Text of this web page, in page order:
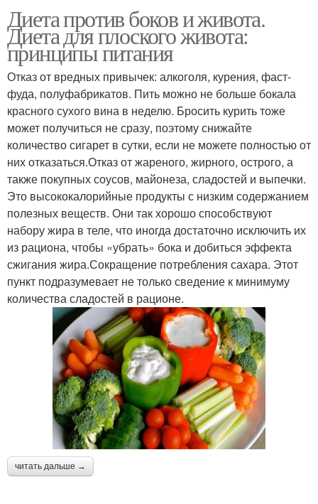
Диета против боков и живота.
Диета для плоского живота:
принципы питания
Отказ от вредных привычек: алкоголя, курения, фаст-
фуда, полуфабрикатов. Пить можно не больше бокала
красного сухого вина в неделю. Бросить курить тоже
может получиться не сразу, поэтому снижайте
количество сигарет в сутки, если не можете полностью от
них отказаться.Отказ от жареного, жирного, острого, а
также покупных соусов, майонеза, сладостей и выпечки.
Это высококалорийные продукты с низким содержанием
полезных веществ. Они так хорошо способствуют
набору жира в теле, что иногда достаточно исключить их
из рациона, чтобы «убрать» бока и добиться эффекта
сжигания жира.Сокращение потребления сахара. Этот
пункт подразумевает не только сведение к минимуму
количества сладостей в рационе.
читать дальше →